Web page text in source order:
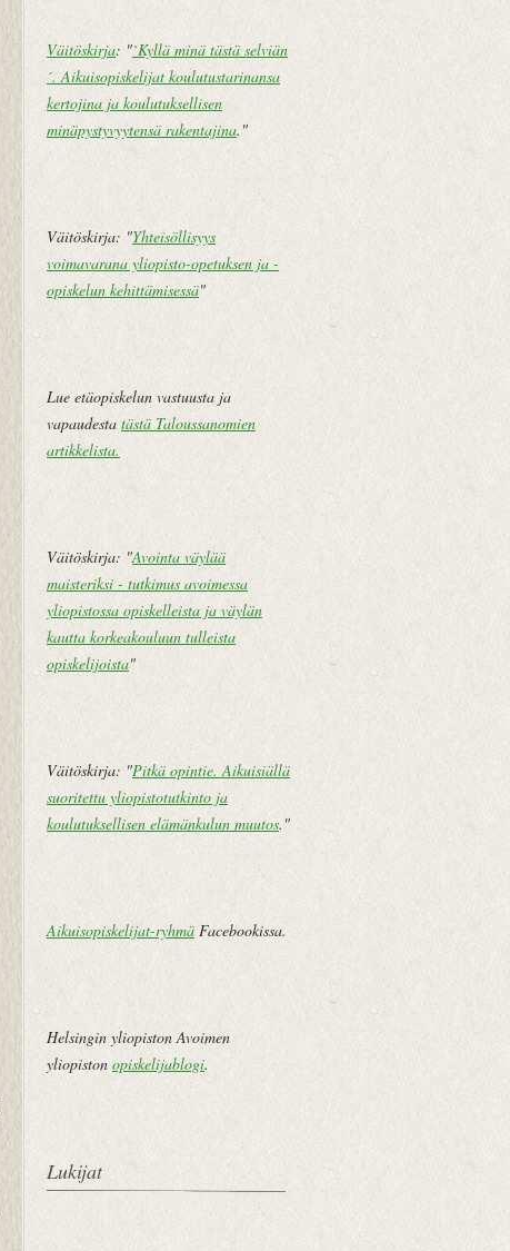
Väitöskirja: "`Kyllä minä tästä selviän
´. Aikuisopiskelijat koulutustarinansa
kertojina ja koulutuksellisen
minäpystyvyytensä rakentajina."
Väitöskirja: "Yhteisöllisyys
voimavarana yliopisto-opetuksen ja -
opiskelun kehittämisessä"
Lue etäopiskelun vastuusta ja
vapaudesta tästä Taloussanomien
artikkelista.
Väitöskirja: "Avointa väylää
maisteriksi - tutkimus avoimessa
yliopistossa opiskelleista ja väylän
kautta korkeakouluun tulleista
opiskelijoista"
Väitöskirja: "Pitkä opintie. Aikuisiällä
suoritettu yliopistotutkinto ja
koulutuksellisen elämänkulun muutos."
Aikuisopiskelijat-ryhmä Facebookissa.
Helsingin yliopiston Avoimen
yliopiston opiskelijablogi.
Lukijat